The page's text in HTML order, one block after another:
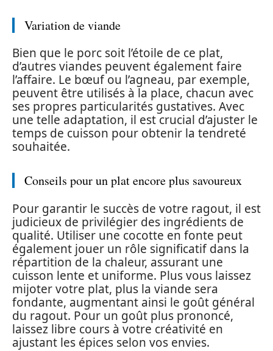
Variation de viande
Bien que le porc soit l’étoile de ce plat,
d’autres viandes peuvent également faire
l’affaire. Le bœuf ou l’agneau, par exemple,
peuvent être utilisés à la place, chacun avec
ses propres particularités gustatives. Avec
une telle adaptation, il est crucial d’ajuster le
temps de cuisson pour obtenir la tendreté
souhaitée.
Conseils pour un plat encore plus savoureux
Pour garantir le succès de votre ragout, il est
judicieux de privilégier des ingrédients de
qualité. Utiliser une cocotte en fonte peut
également jouer un rôle significatif dans la
répartition de la chaleur, assurant une
cuisson lente et uniforme. Plus vous laissez
mijoter votre plat, plus la viande sera
fondante, augmentant ainsi le goût général
du ragout. Pour un goût plus prononcé,
laissez libre cours à votre créativité en
ajustant les épices selon vos envies.